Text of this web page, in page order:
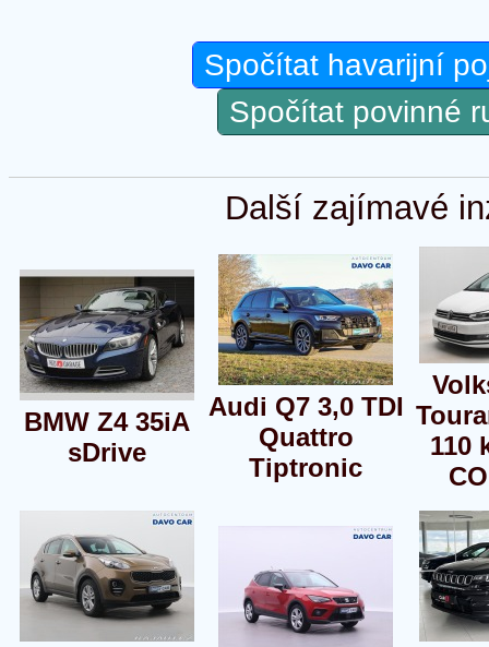
Spočítat havarijní
Spočítat povinné
Další zajímavé
BMW Z4 35iA
sDrive
Audi Q7 3,0 TDI
Quattro
Tiptronic
110